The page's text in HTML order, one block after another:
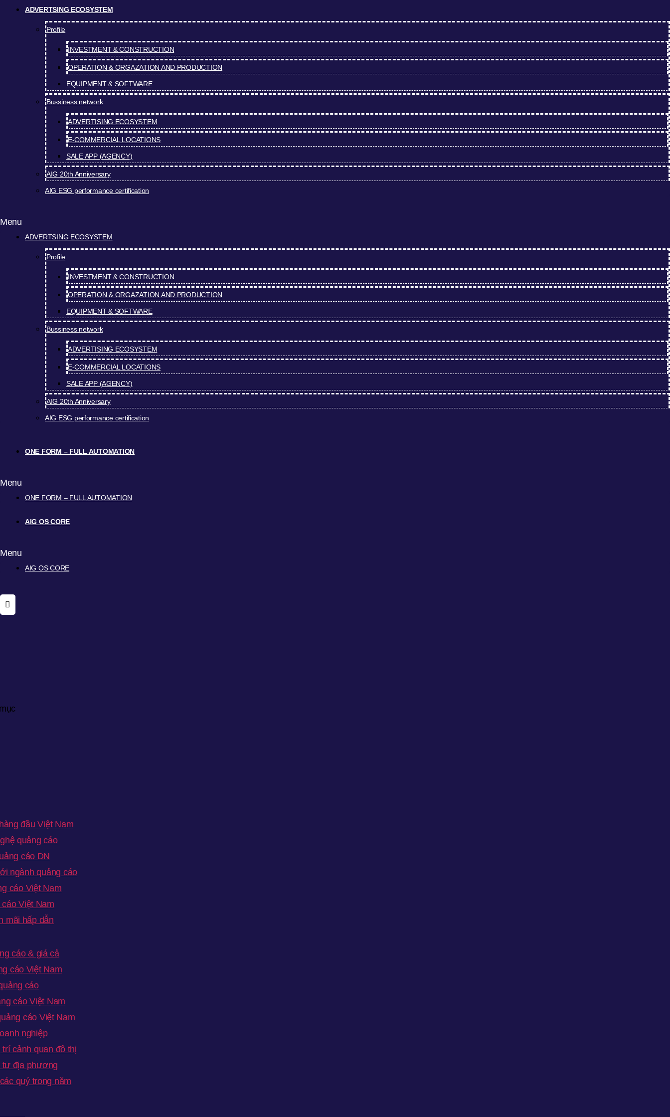
ADVERTSING ECOSYSTEM
Profile
INVESTMENT & CONSTRUCTION
OPERATION & ORGAZATION AND PRODUCTION
EQUIPMENT & SOFTWARE
Bussiness network
ADVERTISING ECOSYSTEM
E-COMMERCIAL LOCATIONS
SALE APP (AGENCY)
AIG 20th Anniversary
AIG ESG performance certification
Menu
ADVERTSING ECOSYSTEM
Profile
INVESTMENT & CONSTRUCTION
OPERATION & ORGAZATION AND PRODUCTION
EQUIPMENT & SOFTWARE
Bussiness network
ADVERTISING ECOSYSTEM
E-COMMERCIAL LOCATIONS
SALE APP (AGENCY)
AIG 20th Anniversary
AIG ESG performance certification
ONE FORM – FULL AUTOMATION
Menu
ONE FORM – FULL AUTOMATION
AIG OS CORE
Menu
AIG OS CORE
đầu Việt Nam
quảng cáo
cáo DN
ngành quảng cáo
cáo Việt Nam
Việt Nam
mãi hấp dẫn
cáo & giá cả
cáo Việt Nam
cáo
cáo Việt Nam
cáo Việt Nam
nghiệp
cảnh quan đô thị
tư địa phương
quý trong năm